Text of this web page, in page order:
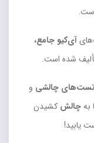
آی‌کیو جامع،
شده است.
تست‌های چالشی و
بهچالش کشیدن
یابید!